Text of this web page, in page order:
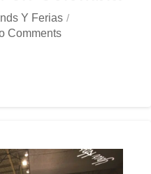
Y Ferias
Comments